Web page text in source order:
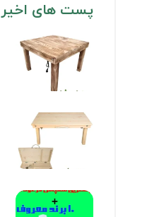
پست های اخیر